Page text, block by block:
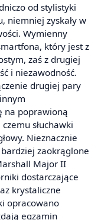
od stylistyki
niemniej zyskały w
Wymienny
który jest z
zaś z drugiej
i niezawodność.
drugiej pary
na poprawioną
słuchawki
Nieznacznie
bardziej zaokrąglone
Major II
dostarczające
krystaliczne
opracowano
egzamin